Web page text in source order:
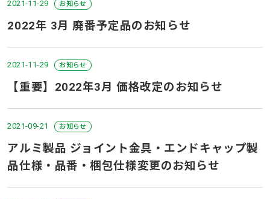
2021-11-29 お知らせ
2022年 3月 廃番予定品のお知らせ
2021-11-29 お知らせ
【重要】2022年3月 価格改定のお知らせ
2021-09-21 お知らせ
アルミ製品 ジョイント金具・エンドキャップ製
品仕様・品番・梱包仕様変更のお知らせ